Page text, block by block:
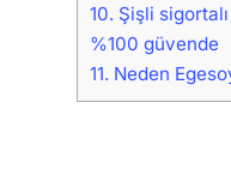
10. Şişli
%100 güvende
11. Neden